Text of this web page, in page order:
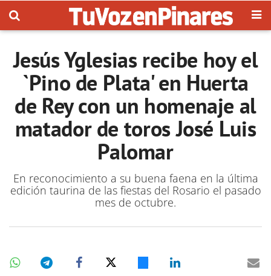
Jesús Yglesias recibe hoy el
`Pino de Plata' en Huerta
de Rey con un homenaje al
matador de toros José Luis
Palomar
En reconocimiento a su buena faena en la última
edición taurina de las fiestas del Rosario el pasado
mes de octubre.